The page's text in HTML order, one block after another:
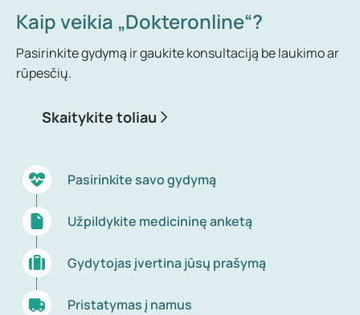
Kaip veikia „Dokteronline“?
Pasirinkite gydymą ir gaukite konsultaciją be laukimo ar
rūpesčių.
Skaitykite toliau
Pasirinkite savo gydymą
Užpildykite medicininę anketą
Gydytojas įvertina jūsų prašymą
Pristatymas į namus